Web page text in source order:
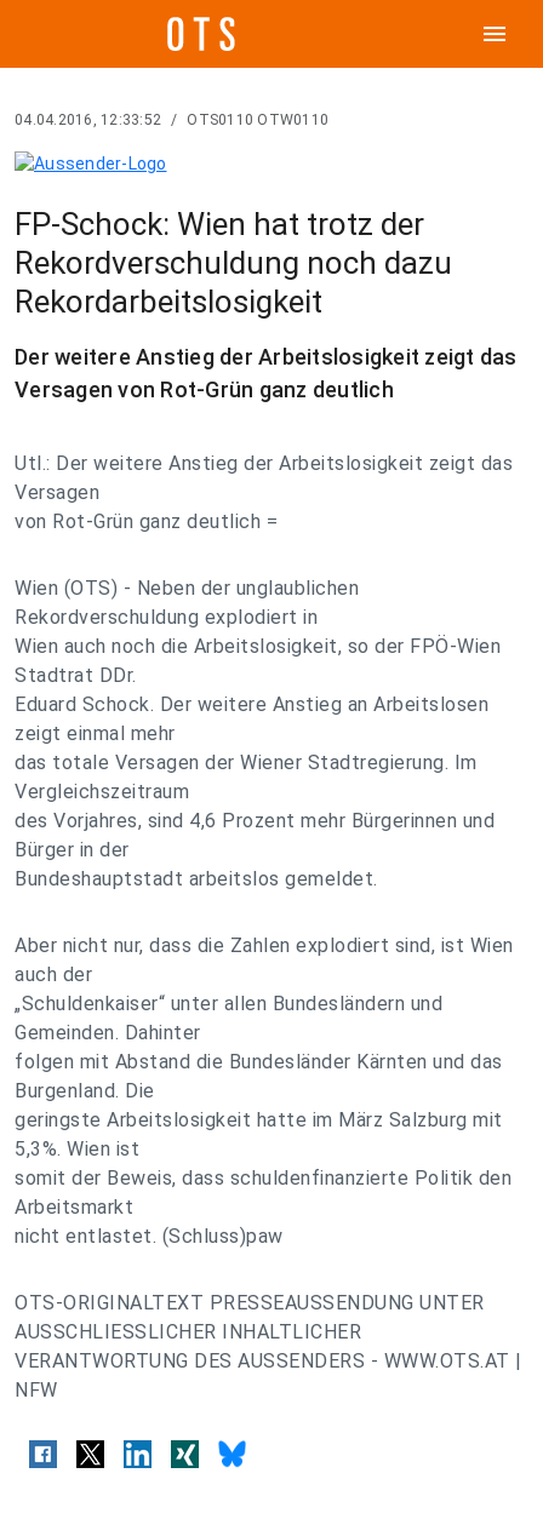
menu
04.04.2016, 12:33:52 / OTS0110 OTW0110
FP-Schock: Wien hat trotz der
Rekordverschuldung noch dazu
Rekordarbeitslosigkeit
Der weitere Anstieg der Arbeitslosigkeit zeigt das
Versagen von Rot-Grün ganz deutlich
Utl.: Der weitere Anstieg der Arbeitslosigkeit zeigt das
Versagen
von Rot-Grün ganz deutlich =
Wien (OTS) - Neben der unglaublichen
Rekordverschuldung explodiert in
Wien auch noch die Arbeitslosigkeit, so der FPÖ-Wien
Stadtrat DDr.
Eduard Schock. Der weitere Anstieg an Arbeitslosen
zeigt einmal mehr
das totale Versagen der Wiener Stadtregierung. Im
Vergleichszeitraum
des Vorjahres, sind 4,6 Prozent mehr Bürgerinnen und
Bürger in der
Bundeshauptstadt arbeitslos gemeldet.
Aber nicht nur, dass die Zahlen explodiert sind, ist Wien
auch der
„Schuldenkaiser“ unter allen Bundesländern und
Gemeinden. Dahinter
folgen mit Abstand die Bundesländer Kärnten und das
Burgenland. Die
geringste Arbeitslosigkeit hatte im März Salzburg mit
5,3%. Wien ist
somit der Beweis, dass schuldenfinanzierte Politik den
Arbeitsmarkt
nicht entlastet. (Schluss)paw
OTS-ORIGINALTEXT PRESSEAUSSENDUNG UNTER
AUSSCHLIESSLICHER INHALTLICHER
VERANTWORTUNG DES AUSSENDERS - WWW.OTS.AT |
NFW